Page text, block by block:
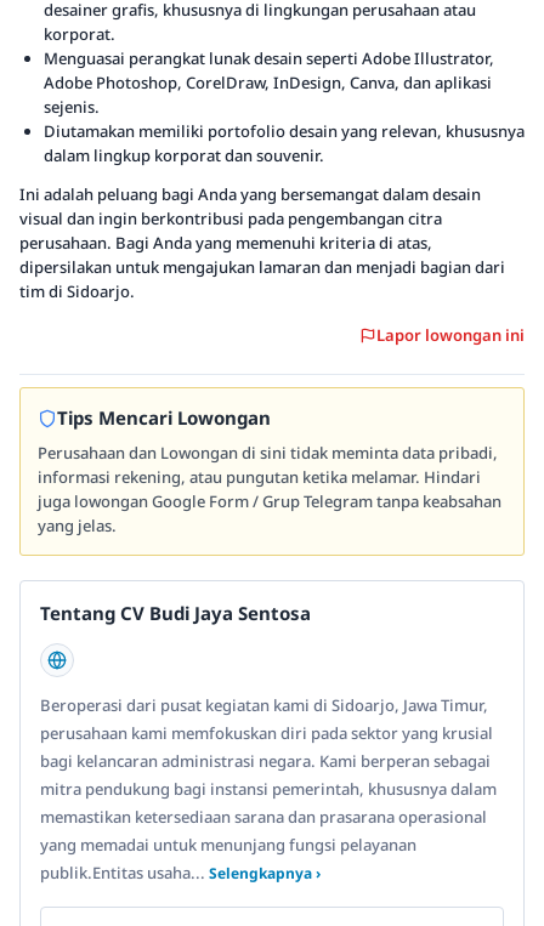
desainer grafis, khususnya di lingkungan perusahaan atau
korporat.
Menguasai perangkat lunak desain seperti Adobe Illustrator,
Adobe Photoshop, CorelDraw, InDesign, Canva, dan aplikasi
sejenis.
Diutamakan memiliki portofolio desain yang relevan, khususnya
dalam lingkup korporat dan souvenir.
Ini adalah peluang bagi Anda yang bersemangat dalam desain
visual dan ingin berkontribusi pada pengembangan citra
perusahaan. Bagi Anda yang memenuhi kriteria di atas,
dipersilakan untuk mengajukan lamaran dan menjadi bagian dari
tim di Sidoarjo.
Lapor lowongan ini
Tips Mencari Lowongan
Perusahaan dan Lowongan di sini tidak meminta data pribadi,
informasi rekening, atau pungutan ketika melamar. Hindari
juga lowongan Google Form / Grup Telegram tanpa keabsahan
yang jelas.
Tentang CV Budi Jaya Sentosa
Beroperasi dari pusat kegiatan kami di Sidoarjo, Jawa Timur,
perusahaan kami memfokuskan diri pada sektor yang krusial
bagi kelancaran administrasi negara. Kami berperan sebagai
mitra pendukung bagi instansi pemerintah, khususnya dalam
memastikan ketersediaan sarana dan prasarana operasional
yang memadai untuk menunjang fungsi pelayanan
publik.Entitas usaha... Selengkapnya ›